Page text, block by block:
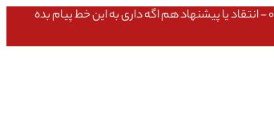
عشق داداش قیمتای سایت به روزه،خرید عمده داشتی یا مشکلی تو خرید از سایت ۰۹۱۰۹۸۰۸۵۶۵- مشکلی بعد از خریدت داشتی ۰۹۱۹۱۴۹۳۵۴۶ - پیگیری ارسال بستت ۰۹۹۲۴۰۰۹۵۲۵ - انتقاد یا پیشنهاد هم اگه داری به این خط پیام بده